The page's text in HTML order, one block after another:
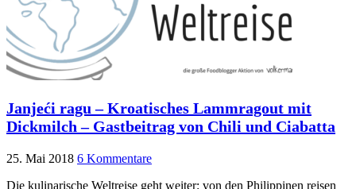
Janjeći ragu – Kroatisches Lammragout mit
Dickmilch – Gastbeitrag von Chili und Ciabatta
25. Mai 2018 6 Kommentare
Die kulinarische Weltreise geht weiter: von den Philippinen reisen